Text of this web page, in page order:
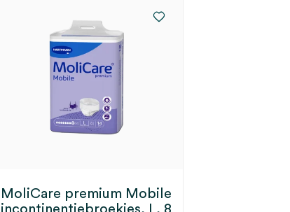
MoliCare premium Mobile
incontinentiebroekjes, L, 8